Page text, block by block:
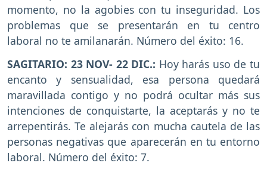
momento, no la agobies con tu inseguridad. Los
problemas que se presentarán en tu centro
laboral no te amilanarán. Número del éxito: 16.
SAGITARIO: 23 NOV- 22 DIC.: Hoy harás uso de tu
encanto y sensualidad, esa persona quedará
maravillada contigo y no podrá ocultar más sus
intenciones de conquistarte, la aceptarás y no te
arrepentirás. Te alejarás con mucha cautela de las
personas negativas que aparecerán en tu entorno
laboral. Número del éxito: 7.